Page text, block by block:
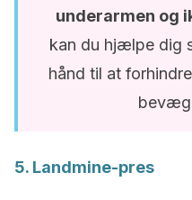
underarmen og
kan du hjælpe dig
hånd til at
5. Landmine-pres